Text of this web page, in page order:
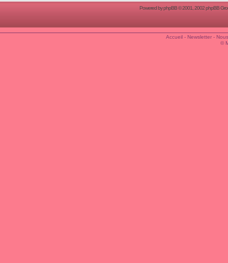
Powered byphpBB© 2001, 2002 phpBB
Accueil- Newsletter-
©